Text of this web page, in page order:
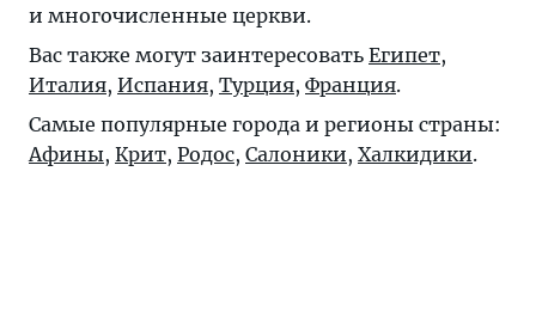
и многочисленные церкви.
Вас также могут заинтересовать Египет,
Италия, Испания, Турция, Франция.
Самые популярные города и регионы страны:
Афины, Крит, Родос, Салоники, Халкидики.